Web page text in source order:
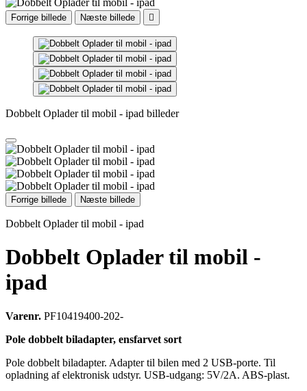
Forrige billede Næste billede 
Dobbelt Oplader til mobil - ipad billeder
Forrige billede Næste billede
Dobbelt Oplader til mobil - ipad
Dobbelt Oplader til mobil -
ipad
Varenr. PF10419400-202-
Pole dobbelt biladapter, ensfarvet sort
Pole dobbelt biladapter. Adapter til bilen med 2 USB-porte. Til
opladning af elektronisk udstyr. USB-udgang: 5V/2A. ABS-plast.